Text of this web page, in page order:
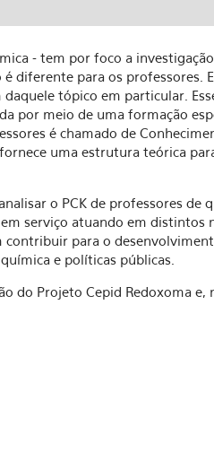
- tem por foco a
diferente para os professores.
tópico em particular.
por meio de uma formação
é chamado de
uma estrutura teórica
o PCK de professores
serviço atuando em
para o
e políticas públicas.
do Projeto Cepid Redoxoma